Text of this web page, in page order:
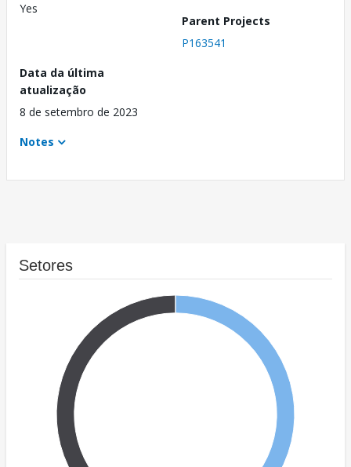
Yes
Parent Projects
P163541
Data da última
atualização
8 de setembro de 2023
Notes
Setores